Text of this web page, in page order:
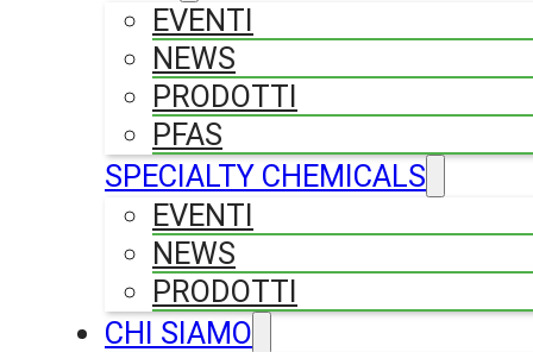
EVENTI
NEWS
PRODOTTI
PFAS
SPECIALTY CHEMICALS
EVENTI
NEWS
PRODOTTI
CHI SIAMO